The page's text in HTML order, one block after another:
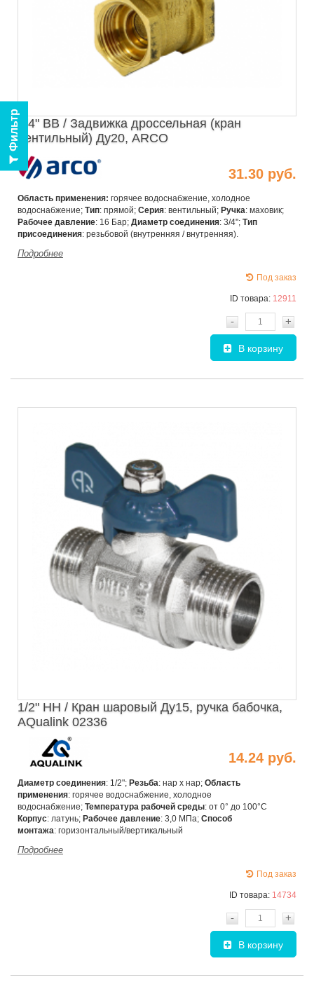
Фильтр 3/4" ВВ / Задвижка дроссельная (кран
вентильный) Ду20, ARCO
31.30 руб.
Область применения: горячее водоснабжение, холодное
водоснабжение; Тип: прямой; Серия: вентильный; Ручка: маховик;
Рабочее давление: 16 Бар; Диаметр соединения: 3/4"; Тип
присоединения: резьбовой (внутренняя / внутренняя).
Подробнее
Под заказ
ID товара: 12911
- +
В корзину
1/2" НН / Кран шаровый Ду15, ручка бабочка,
AQualink 02336
14.24 руб.
Диаметр соединения: 1/2"; Резьба: нар х нар; Область
применения: горячее водоснабжение, холодное
водоснабжение; Температура рабочей среды: от 0° до 100°С
Корпус: латунь; Рабочее давление: 3,0 МПа; Способ
монтажа: горизонтальный/вертикальный
Подробнее
Под заказ
ID товара: 14734
- +
В корзину